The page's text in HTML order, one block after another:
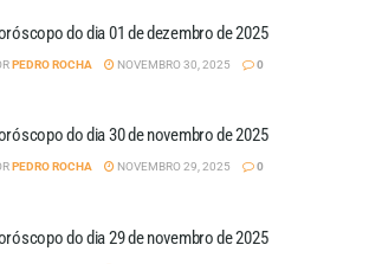
do dia 01 de dezembro de 2025
PEDRO ROCHA NOVEMBRO 30, 2025 0
do dia 30 de novembro de 2025
PEDRO ROCHA NOVEMBRO 29, 2025 0
do dia 29 de novembro de 2025